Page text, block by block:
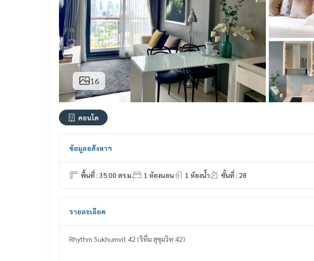
16
คอนโด
ข้อมูลอสังหาฯ
พื้นที่ : 35.00 ตร.ม. 1 ห้องนอน 1 ห้องน้ำ ชั้นที่ : 28
รายละเอียด
Rhythm Sukhumvit 42 (ริทึ่ม สุขุมวิท 42)